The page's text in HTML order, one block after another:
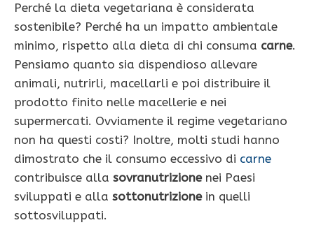
Perché la dieta vegetariana è considerata
sostenibile? Perché ha un impatto ambientale
minimo, rispetto alla dieta di chi consuma carne.
Pensiamo quanto sia dispendioso allevare
animali, nutrirli, macellarli e poi distribuire il
prodotto finito nelle macellerie e nei
supermercati. Ovviamente il regime vegetariano
non ha questi costi? Inoltre, molti studi hanno
dimostrato che il consumo eccessivo di carne
contribuisce alla sovranutrizione nei Paesi
sviluppati e alla sottonutrizionein quelli
sottosviluppati.